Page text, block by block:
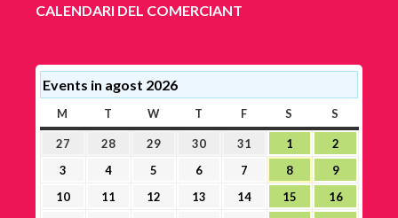
CALENDARI DEL COMERCIANT
Events in agost 2026
M DILLUNS
T DIMARTS
WDIMECRES
T DIJOUS
F DIVENDRES
S DISSABTE
S
27 28 29 30 31
juliol,
2026
1
agost,
2026
2
agost,
2026
3
2026
4
2026
5
2026
6
2026
7
agost,
2026
8
agost,
2026
9
agost,
2026
10 11 12 13 14
agost,
15
agost,
16
agost,